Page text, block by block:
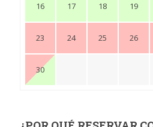
16 17 18 19
23 24 25 26
30